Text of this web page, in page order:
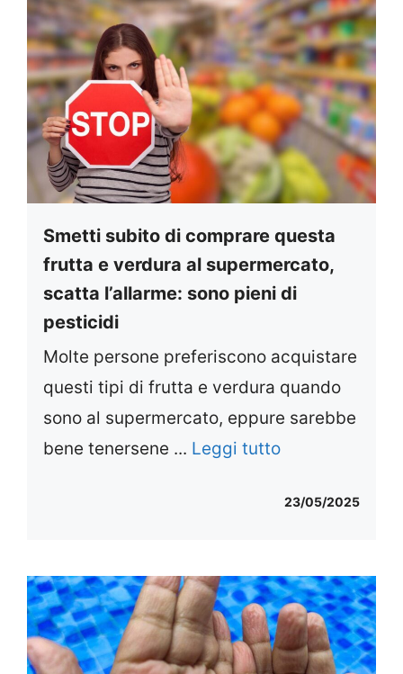
Smetti subito di comprare questa
frutta e verdura al supermercato,
scatta l’allarme: sono pieni di
pesticidi
Molte persone preferiscono acquistare
questi tipi di frutta e verdura quando
sono al supermercato, eppure sarebbe
bene tenersene ... Leggi tutto
23/05/2025